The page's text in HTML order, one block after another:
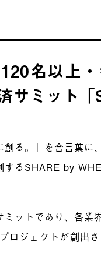
名以上
サミット
創る。」を合言葉
するSHARE by
ミットであり、各
ロジェクトが創出